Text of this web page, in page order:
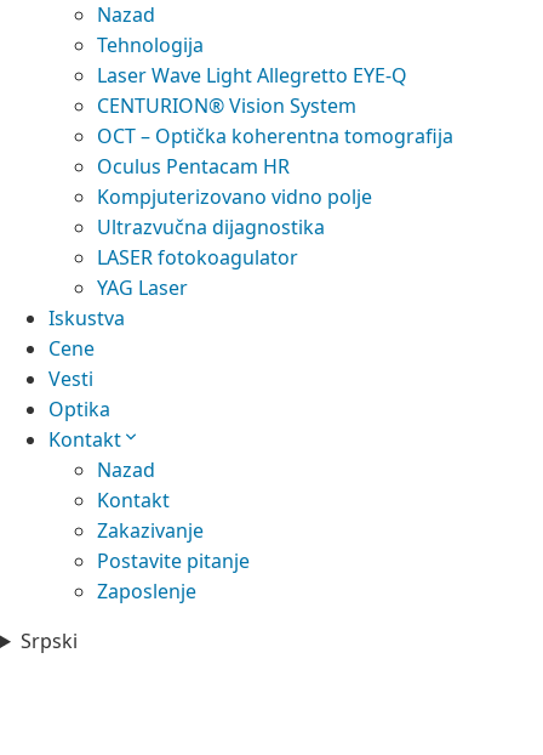
Nazad
Tehnologija
Laser Wave Light Allegretto EYE-Q
CENTURION® Vision System
OCT – Optička koherentna tomografija
Oculus Pentacam HR
Kompjuterizovano vidno polje
Ultrazvučna dijagnostika
LASER fotokoagulator
YAG Laser
Iskustva
Cene
Vesti
Optika
Kontakt
Nazad
Kontakt
Zakazivanje
Postavite pitanje
Zaposlenje
Srpski